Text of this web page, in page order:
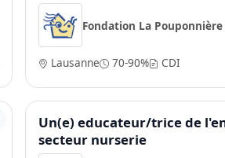
Fondation La
Lausanne 70-90% CDI
Un(e) educateur/trice de
secteur nurserie